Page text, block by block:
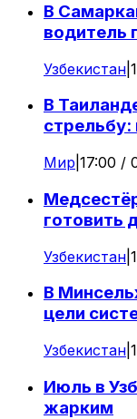
В
водитель
Узбекистан
В
стрельбу:
Мир 17:00 /
готовить
Узбекистан
В
цели
Узбекистан
Июль в
жарким